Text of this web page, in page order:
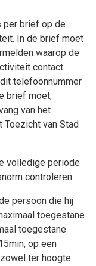
per brief op de
In de brief moet
waarop de
contact
telefoonnummer
brief moet,
van het
Toezicht van Stad
volledige periode
controleren.
persoon die hij
toegestane
toegestane
op een
ter hoogte